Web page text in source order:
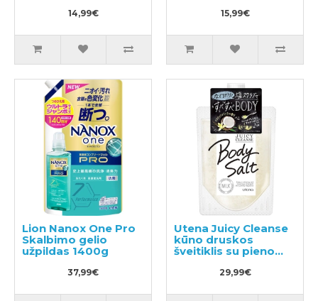
sportiniams ir darbo
14,99€ 15,99€
Lion Nanox One Pro
Skalbimo gelio
užpildas 1400g
37,99€
Utena Juicy Cleanse
kūno druskos
šveitiklis su pieno
29,99€